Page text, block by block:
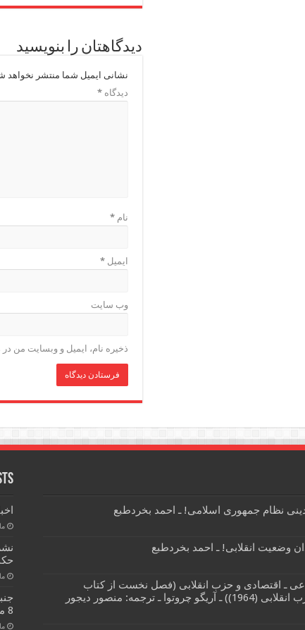
دیدگاهتان را بنویسید
نشانی ایمیل شما منتشر نخواهد
دیدگاه*
نام*
ایمیل*
وب‌ سایت
ذخیره نام، ایمیل و وبسایت من
نظام جمهوری اسلامی! ـ احمد بخردطبع
وضعیت انقلابی! ـ احمد بخردطبع
ـ اقتصادی و حزب انقلابی (فصل نخست از کتاب
ـ ترجمه: منصور دیجور
8 مارس، روز جهانی زن) ـ منشور آزادی، رفاه، برابری